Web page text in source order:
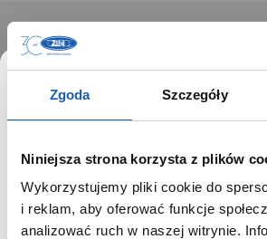
Zgoda Szczegóły
Niniejsza strona korzysta z plików
Wykorzystujemy pliki cookie do
i reklam, aby oferować funkcje
analizować ruch w naszej witrynie.
GRUPA ZIBI
Misja, wizja i wartości Grupy Zibi
Ważne daty
Zgoda na ciasteczka
PRODUKTYSZANOWNY
SZANOWNA